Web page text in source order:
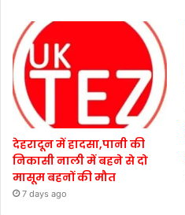
देहरादून में हादसा,पानी की
निकासी नाली में बहने से दो
मासूम बहनों की मौत
7 days ago